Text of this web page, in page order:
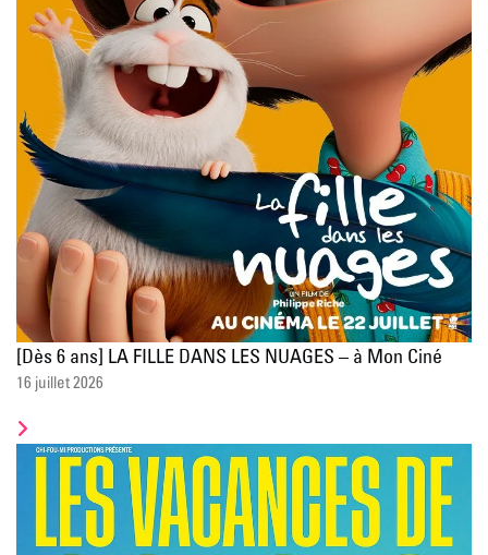
[Dès 6 ans] LA FILLE DANS LES NUAGES – à Mon Ciné
16 juillet 2026